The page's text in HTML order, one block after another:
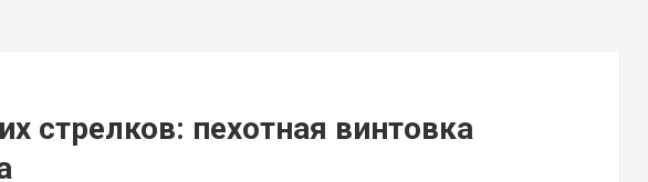
стрелков: пехотная винтовка